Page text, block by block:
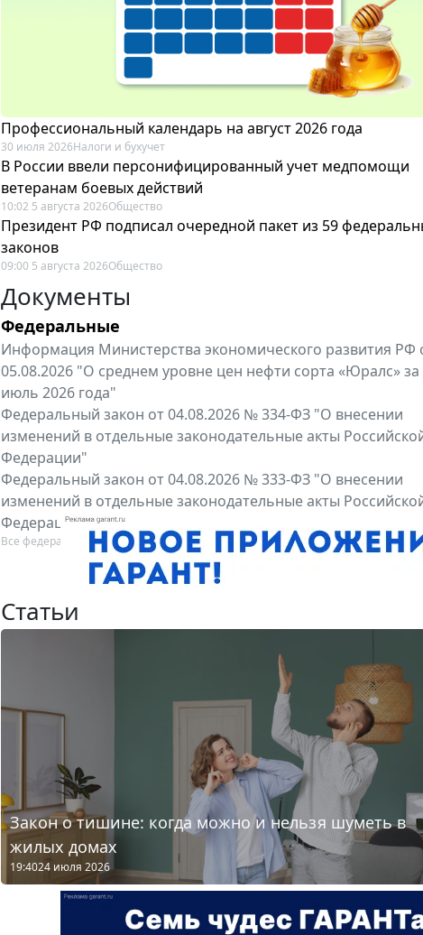
Профессиональный календарь на август 2026 года
30 июля 2026Налоги и бухучет
В России ввели персонифицированный учет медпомощи
ветеранам боевых действий
10:02 5 августа 2026Общество
Президент РФ подписал очередной пакет из 59
законов
09:00 5 августа 2026Общество
Документы
Федеральные
Информация Министерства экономического развития РФ
05.08.2026 "О среднем уровне цен нефти сорта «Юралс» за
июль 2026 года"
Федеральный закон от 04.08.2026 № 334-ФЗ "О внесении
изменений в отдельные законодательные акты
Федерации"
Федеральный закон от 04.08.2026 № 333-ФЗ "О внесении
изменений в отдельные законодательные акты
Федерации"
Все федеральные документы
Статьи
Закон о тишине: когда можно и нельзя шуметь в
жилых домах
19:4024 июля 2026